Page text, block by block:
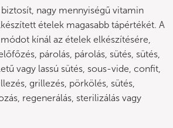
nagy mennyiségű vitamin
ételek magasabb tápértékét. A
kínál az ételek elkészítésére,
párolás, párolás, sütés, sütés,
vagy lassú sütés, sous-vide, confit,
grillezés, pörkölés, sütés,
regenerálás, sterilizálás vagy